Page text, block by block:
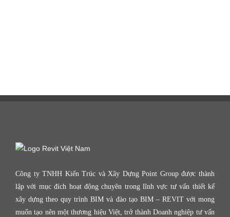
Công ty TNHH Kiến Trúc và Xây Dựng Point Group được thành
lập với mục đích hoạt động chuyên trong lĩnh vực tư vấn thiết kế
xây dựng theo quy trình BIM và đào tạo BIM – REVIT với mong
muốn tạo nên một thương hiệu Việt, trở thành Doanh nghiệp tư vấn